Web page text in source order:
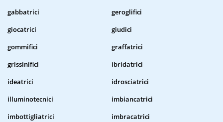
gabbatrici
geroglifici
giocatrici
giudici
gommifici
graffatrici
grissinifici
ibridatrici
ideatrici
idrosciatrici
illuminotecnici
imbiancatrici
imbottigliatrici
imbracatrici